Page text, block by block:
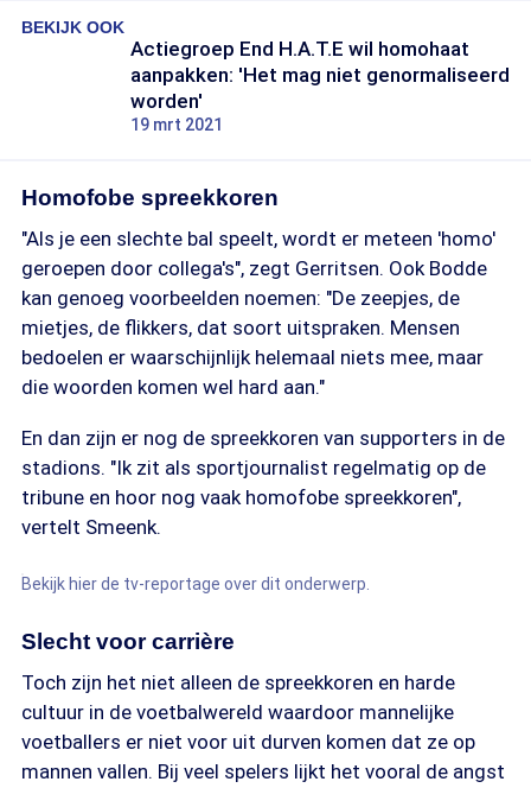
BEKIJK OOK
Actiegroep End H.A.T.E wil homohaat
aanpakken: 'Het mag niet genormaliseerd
worden'
19 mrt 2021
Homofobe spreekkoren
"Als je een slechte bal speelt, wordt er meteen 'homo'
geroepen door collega's", zegt Gerritsen. Ook Bodde
kan genoeg voorbeelden noemen: "De zeepjes, de
mietjes, de flikkers, dat soort uitspraken. Mensen
bedoelen er waarschijnlijk helemaal niets mee, maar
die woorden komen wel hard aan."
En dan zijn er nog de spreekkoren van supporters in de
stadions. "Ik zit als sportjournalist regelmatig op de
tribune en hoor nog vaak homofobe spreekkoren",
vertelt Smeenk.
Bekijk hier de tv-reportage over dit onderwerp.
Slecht voor carrière
Toch zijn het niet alleen de spreekkoren en harde
cultuur in de voetbalwereld waardoor mannelijke
voetballers er niet voor uit durven komen dat ze op
mannen vallen. Bij veel spelers lijkt het vooral de angst